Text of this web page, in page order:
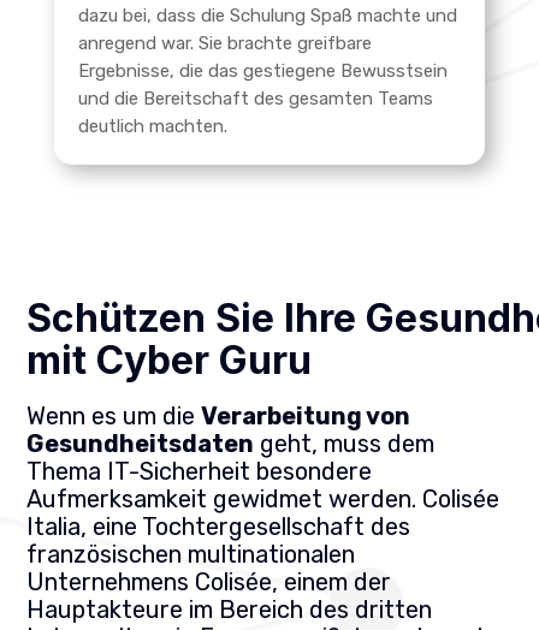
dazu bei, dass die Schulung Spaß machte und
anregend war. Sie brachte greifbare
Ergebnisse, die das gestiegene Bewusstsein
und die Bereitschaft des gesamten Teams
deutlich machten.
Schützen Sie Ihre
mit Cyber Guru
Wenn es um dieVerarbeitung von
Gesundheitsdaten geht, muss dem
Thema IT-Sicherheit besondere
Aufmerksamkeit gewidmet werden. Colisée
Italia, eine Tochtergesellschaft des
französischen multinationalen
Unternehmens Colisée, einem der
Hauptakteure im Bereich des dritten